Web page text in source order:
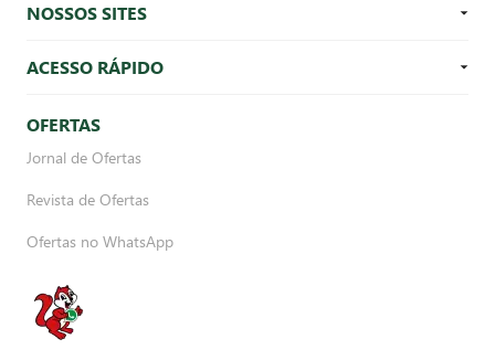
NOSSOS SITES
ACESSO RÁPIDO
OFERTAS
Jornal de Ofertas
Revista de Ofertas
Ofertas no WhatsApp